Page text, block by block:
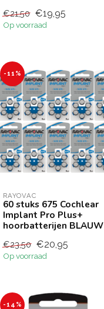
€21,50 €19,95
Op voorraad
-11%
RAYOVAC
60 stuks 675 Cochlear
Implant Pro Plus+
hoorbatterijen BLAUW
€23,50 €20,95
Op voorraad
-14%